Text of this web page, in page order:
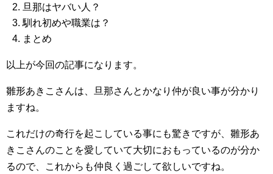
旦那はヤバい人？
馴れ初めや職業は？
まとめ
以上が今回の記事になります。
雛形あきこさんは、旦那さんとかなり仲が良い事が分かり
ますね。
これだけの奇行を起こしている事にも驚きですが、雛形あ
きこさんのことを愛していて大切におもっているのが分か
るので、これからも仲良く過ごして欲しいですね。